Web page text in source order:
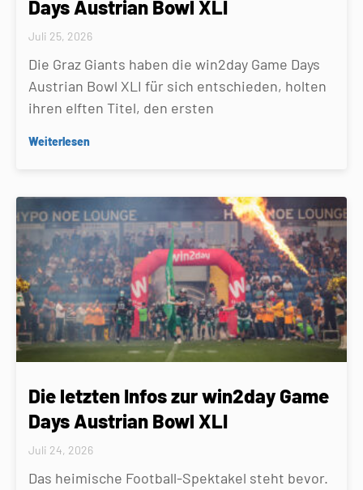
Days Austrian Bowl XLI
Juli 25, 2026
Die Graz Giants haben die win2day Game Days
Austrian Bowl XLI für sich entschieden, holten
ihren elften Titel, den ersten
Weiterlesen
Die letzten Infos zur win2day Game
Days Austrian Bowl XLI
Juli 24, 2026
Das heimische Football-Spektakel steht bevor.